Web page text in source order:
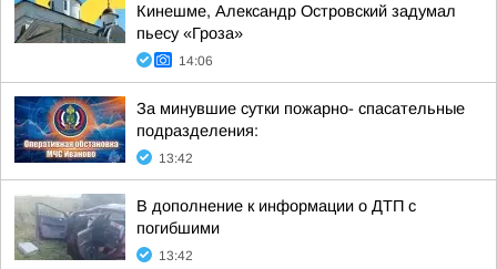
Кинешме, Александр Островский задумал
пьесу «Гроза»
14:06
За минувшие сутки пожарно- спасательные
подразделения:
13:42
В дополнение к информации о ДТП с
погибшими
13:42